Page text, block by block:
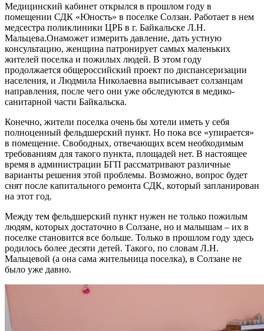
Медицинский кабинет открылся в прошлом году в
помещении СДК «Юность» в поселке Солзан. Работает в нем
медсестра поликлиники ЦРБ в г. Байкальске Л.Н.
Мальцева.Онаможет измерить давление, дать устную
консультацию, женщина патронирует самых маленьких
жителей поселка и пожилых людей. В этом году
продолжается общероссийский проект по диспансеризации
населения, и Людмила Николаевна выписывает солзанцам
направления, после чего они уже обследуются в медико-
санитарной части Байкальска.
Конечно, жители поселка очень бы хотели иметь у себя
полноценный фельдшерский пункт. Но пока все «упирается»
в помещение. Свободных, отвечающих всем необходимым
требованиям для такого пункта, площадей нет. В настоящее
время в администрации БГП рассматривают различные
варианты решения этой проблемы. Возможно, вопрос будет
снят после капитального ремонта СДК, который запланирован
на этот год.
Между тем фельдшерский пункт нужен не только пожилым
людям, которых достаточно в Солзане, но и малышам – их в
поселке становится все больше. Только в прошлом году здесь
родилось более десяти детей. Такого, по словам Л.Н.
Мальцевой (а она сама жительница поселка), в Солзане не
было уже давно.